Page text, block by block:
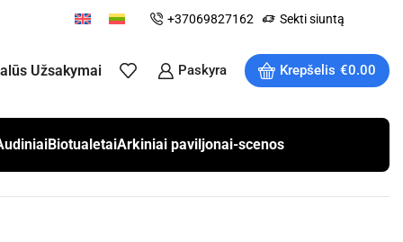
+37069827162 Sekti siuntą
Užsakymai Paskyra Krepšelis €0.00
BiotualetaiArkiniai paviljonai-scenos